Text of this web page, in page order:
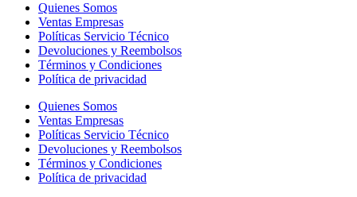
Quienes Somos
Ventas Empresas
Políticas Servicio Técnico
Devoluciones y Reembolsos
Términos y Condiciones
Política de privacidad
Quienes Somos
Ventas Empresas
Políticas Servicio Técnico
Devoluciones y Reembolsos
Términos y Condiciones
Política de privacidad